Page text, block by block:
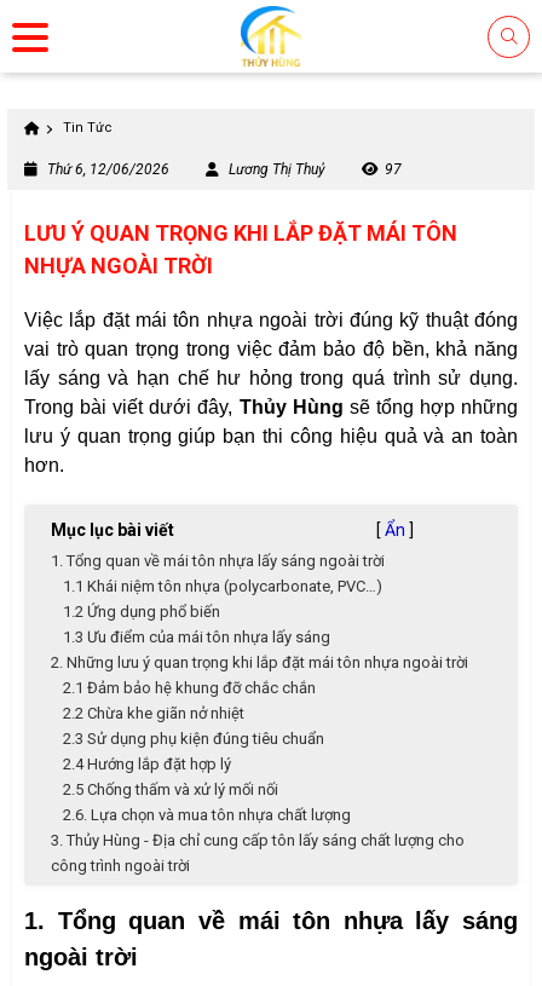
Tin Tức
Thứ 6, 12/06/2026 Lương Thị Thuỷ 97
LƯU Ý QUAN TRỌNG KHI LẮP ĐẶT MÁI TÔN
NHỰA NGOÀI TRỜI
Việc lắp đặt mái tôn nhựa ngoài trời đúng kỹ thuật đóng
vai trò quan trọng trong việc đảm bảo độ bền, khả năng
lấy sáng và hạn chế hư hỏng trong quá trình sử dụng.
Trong bài viết dưới đây, Thủy Hùng sẽ tổng hợp những
lưu ý quan trọng giúp bạn thi công hiệu quả và an toàn
hơn.
Mục lục bài viết [ Ẩn ]
1. Tổng quan về mái tôn nhựa lấy sáng ngoài trời
1.1 Khái niệm tôn nhựa (polycarbonate, PVC…)
1.2 Ứng dụng phổ biến
1.3 Ưu điểm của mái tôn nhựa lấy sáng
2. Những lưu ý quan trọng khi lắp đặt mái tôn nhựa ngoài trời
2.1 Đảm bảo hệ khung đỡ chắc chắn
2.2 Chừa khe giãn nở nhiệt
2.3 Sử dụng phụ kiện đúng tiêu chuẩn
2.4 Hướng lắp đặt hợp lý
2.5 Chống thấm và xử lý mối nối
2.6. Lựa chọn và mua tôn nhựa chất lượng
3. Thủy Hùng - Địa chỉ cung cấp tôn lấy sáng chất lượng cho
công trình ngoài trời
1. Tổng quan về mái tôn nhựa lấy sáng
ngoài trời